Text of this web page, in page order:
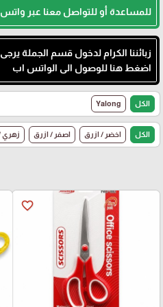
للمساعدة أو للتواصل معنا عبر
زبائننا الكرام لدخول قسم الجملة
اضغط هنا للوصول الى الواتس اب
الكل Yalong
الكل اخضر / ازرق اصفر / ازرق زهري
favorite_border